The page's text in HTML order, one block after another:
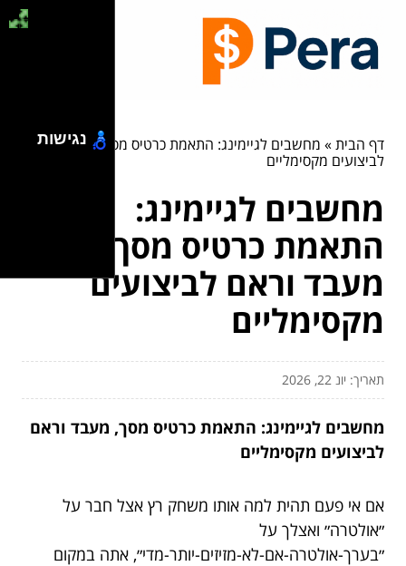
דף הבית» מחשבים לגיימינג: התאמת כרטיס מסך, מעבד וראם
לביצועים מקסימליים
מחשבים לגיימינג:
התאמת כרטיס מסך,
מעבד וראם לביצועים
מקסימליים
תאריך: יונ 22, 2026
מחשבים לגיימינג: התאמת כרטיס מסך, מעבד וראם
לביצועים מקסימליים
אם אי פעם תהית למה אותו משחק רץ אצל חבר על
״אולטרה״ ואצלך על
״בערך-אולטרה-אם-לא-מזיזים-יותר-מדי״, אתה במקום
נגישות